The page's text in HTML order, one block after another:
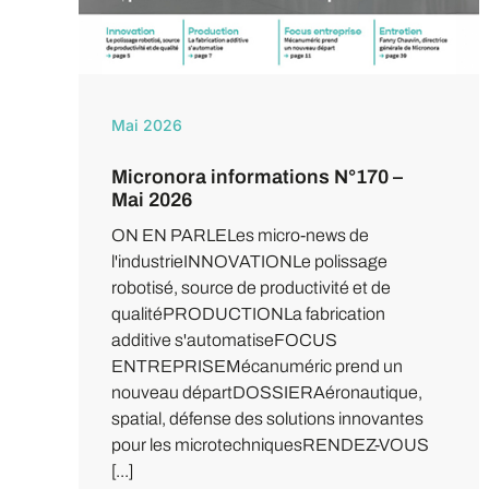
Mai 2026
Micronora informations N°170 –
Mai 2026
ON EN PARLELes micro-news de
l'industrieINNOVATIONLe polissage
robotisé, source de productivité et de
qualitéPRODUCTIONLa fabrication
additive s'automatiseFOCUS
ENTREPRISEMécanuméric prend un
nouveau départDOSSIERAéronautique,
spatial, défense des solutions innovantes
pour les microtechniquesRENDEZ-VOUS
[...]